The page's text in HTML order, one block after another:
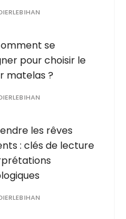
se
pour choisir le
matelas ?
les rêves
: clés de lecture